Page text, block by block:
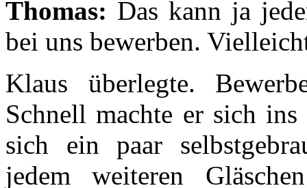
Thomas: Das kann ja
bei uns bewerben.
Klaus überlegte.
Schnell machte er sich ins
sich ein paar
jedem weiteren